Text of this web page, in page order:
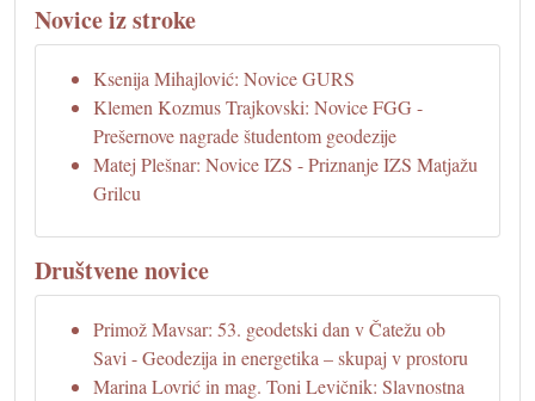
Novice iz stroke
Ksenija Mihajlović: Novice GURS
Klemen Kozmus Trajkovski: Novice FGG -
Prešernove nagrade študentom geodezije
Matej Plešnar: Novice IZS - Priznanje IZS Matjažu
Grilcu
Društvene novice
Primož Mavsar: 53. geodetski dan v Čatežu ob
Savi - Geodezija in energetika – skupaj v prostoru
Marina Lovrić in mag. Toni Levičnik: Slavnostna